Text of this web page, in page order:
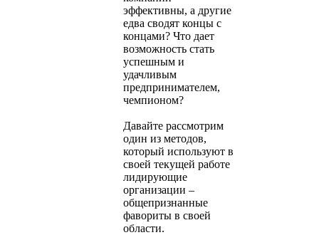
эффективны, а другие
едва сводят концы с
концами? Что дает
возможность стать
успешным и
удачливым
предпринимателем,
чемпионом?
Давайте рассмотрим
один из методов,
который используют в
своей текущей работе
лидирующие
организации –
общепризнанные
фавориты в своей
области.